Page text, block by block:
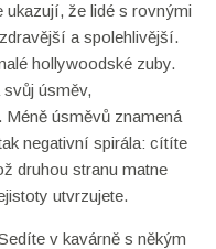
že lidé s rovnými
a spolehlivější.
hollywoodské zuby.
úsměv,
úsměvů znamená
negativní spirála: cítíte
druhou stranu matne
utvrzujete.
v kavárně s někým